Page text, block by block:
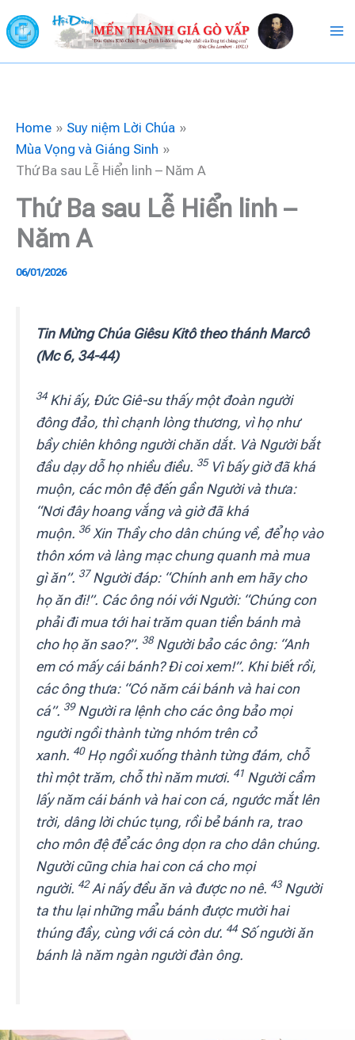
to
content
Home
Suy niệm Lời Chúa
Mùa Vọng và Giáng Sinh
Thứ Ba sau Lễ Hiển linh – Năm A
Thứ Ba sau Lễ Hiển linh –
Năm A
06/01/2026
Tin Mừng Chúa Giêsu Kitô theo thánh Marcô
(Mc 6, 34-44)
34Khi ấy, Đức Giê-su thấy một đoàn người
đông đảo, thì chạnh lòng thương, vì họ như
bầy chiên không người chăn dắt. Và Người bắt
đầu dạy dỗ họ nhiều điều. 35Vì bấy giờ đã khá
muộn, các môn đệ đến gần Người và thưa:
“Nơi đây hoang vắng và giờ đã khá
muộn. 36Xin Thầy cho dân chúng về, để họ vào
thôn xóm và làng mạc chung quanh mà mua
gì ăn”. 37Người đáp: “Chính anh em hãy cho
họ ăn đi!”. Các ông nói với Người: “Chúng con
phải đi mua tới hai trăm quan tiền bánh mà
cho họ ăn sao?”. 38Người bảo các ông: “Anh
em có mấy cái bánh? Đi coi xem!”. Khi biết rồi,
các ông thưa: “Có năm cái bánh và hai con
cá”. 39Người ra lệnh cho các ông bảo mọi
người ngồi thành từng nhóm trên cỏ
xanh. 40Họ ngồi xuống thành từng đám, chỗ
thì một trăm, chỗ thì năm mươi. 41 Người cầm
lấy năm cái bánh và hai con cá, ngước mắt lên
trời, dâng lời chúc tụng, rồi bẻ bánh ra, trao
cho môn đệ để các ông dọn ra cho dân chúng.
Người cũng chia hai con cá cho mọi
người. 42Ai nấy đều ăn và được no nê. 43Người
ta thu lại những mẩu bánh được mười hai
thúng đầy, cùng với cá còn dư. 44Số người ăn
bánh là năm ngàn người đàn ông.